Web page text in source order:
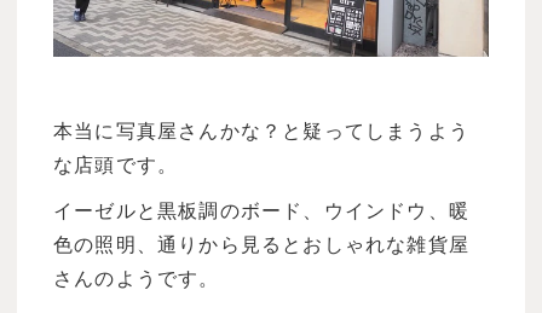
本当に写真屋さんかな？と疑ってしまうよう
な店頭です。
イーゼルと黒板調のボード、ウインドウ、暖
色の照明、通りから見るとおしゃれな雑貨屋
さんのようです。